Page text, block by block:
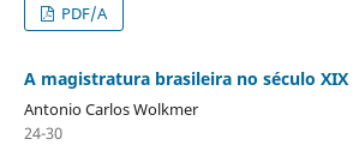
PDF/A
A magistratura brasileira no século XIX
Antonio Carlos Wolkmer
24-30